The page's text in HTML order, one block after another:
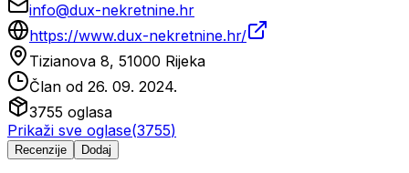
info@dux-nekretnine.hr
https://www.dux-nekretnine.hr/
Tizianova 8, 51000 Rijeka
Član od 26. 09. 2024.
3755 oglasa
Prikaži sve oglase(3755)
Recenzije Dodaj